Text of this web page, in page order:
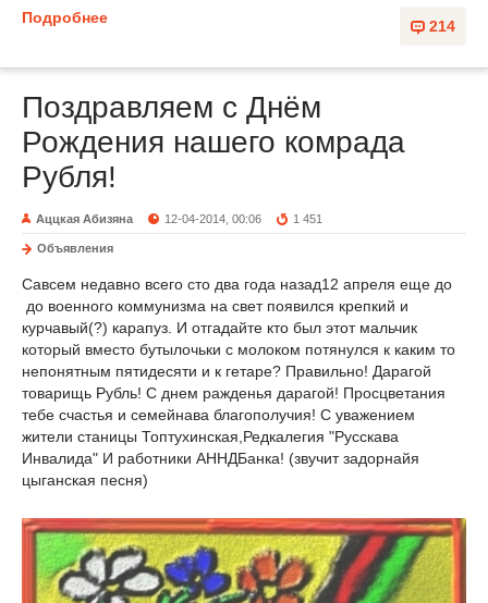
214
Подробнее
Поздравляем с Днём
Рождения нашего комрада
Рубля!
Аццкая Абизяна 12-04-2014, 00:06 1 451
Объявления
Савсем недавно всего сто два года назад12 апреля еще до
до военного коммунизма на свет появился крепкий и
курчавый(?) карапуз. И отгадайте кто был этот мальчик
который вместо бутылочьки с молоком потянулся к каким то
непонятным пятидесяти и к гетаре? Правильно! Дарагой
товарищь Рубль! С днем ражденья дарагой! Просцветания
тебе счастья и семейнава благополучия! С уважением
жители станицы Топтухинская,Редкалегия "Русскава
Инвалида" И работники АННДБанка! (звучит задорнайя
цыганская песня)